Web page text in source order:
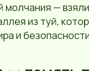
—
из туй,
и